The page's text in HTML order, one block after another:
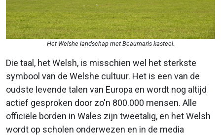
Het Welshe landschap met Beaumaris kasteel.
Die taal, het Welsh, is misschien wel het sterkste
symbool van de Welshe cultuur. Het is een van de
oudste levende talen van Europa en wordt nog altijd
actief gesproken door zo'n 800.000 mensen. Alle
officiële borden in Wales zijn tweetalig, en het Welsh
wordt op scholen onderwezen en in de media